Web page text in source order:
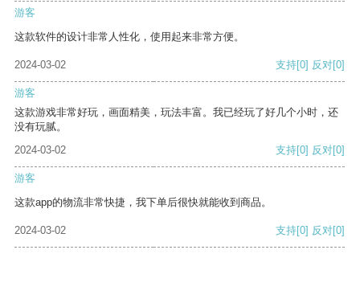
游客
这款软件的设计非常人性化，使用起来非常方便。
2024-03-02 支持[0] 反对[0]
游客
这款游戏非常好玩，画面精美，玩法丰富。我已经玩了好几个小时，还
没有玩腻。
2024-03-02
支持[0] 反对[0]
游客
这款app的物流非常快捷，我下单后很快就能收到商品。
2024-03-02 支持[0] 反对[0]